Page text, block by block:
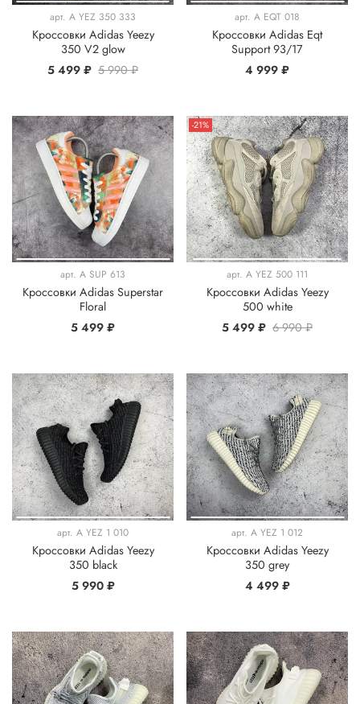
арт. A YEZ 350 333
Кроссовки Adidas Yeezy
350 V2 glow
5 499 ₽ 5 990 ₽
арт. A EQT 018
Кроссовки Adidas Eqt
Support 93/17
4 999 ₽
арт. A SUP 613
Кроссовки Adidas Superstar
Floral
5 499 ₽
-21%
арт. A YEZ 500 111
Кроссовки Adidas Yeezy
500 white
5 499 ₽ 6 990 ₽
арт. A YEZ 1 010
Кроссовки Adidas Yeezy
350 black
5 990 ₽
арт. A YEZ 1 012
Кроссовки Adidas Yeezy
350 grey
4 499 ₽